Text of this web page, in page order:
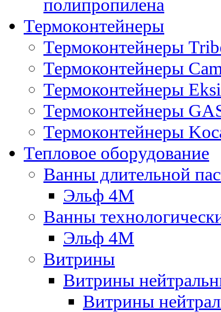
полипропилена
Термоконтейнеры
Термоконтейнеры
Термоконтейнеры
Термоконтейнеры Eksi
Термоконтейнеры
Термоконтейнеры
Тепловое оборудование
Ванны длительной
Эльф 4М
Ванны
Эльф 4М
Витрины
Витрины
Витрины